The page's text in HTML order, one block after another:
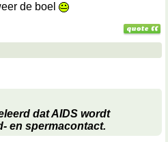
de boel
dat AIDS wordt
en spermacontact.